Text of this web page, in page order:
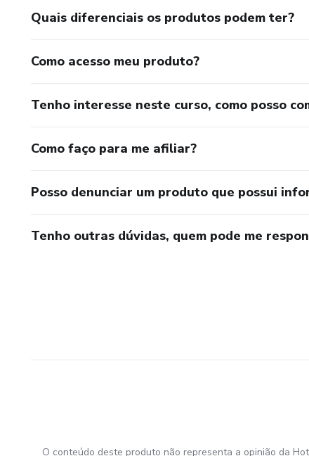
Quais diferenciais os produtos podem ter?
Como acesso meu produto?
Tenho interesse neste curso, como posso
Como faço para me afiliar?
Posso denunciar um produto que possui
Tenho outras dúvidas, quem pode me
O conteúdo deste produto não representa a opinião da